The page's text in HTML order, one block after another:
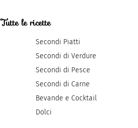
Tutte le ricette
Secondi Piatti
Secondi di Verdure
Secondi di Pesce
Secondi di Carne
Bevande e Cocktail
Dolci